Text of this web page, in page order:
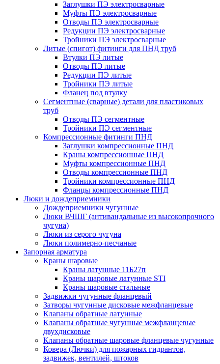
Заглушки ПЭ электросварные
Муфты ПЭ электросварные
Отводы ПЭ электросварные
Редукции ПЭ электросварные
Тройники ПЭ электросварные
Литые (спигот) фитинги для ПНД труб
Втулки ПЭ литые
Отводы ПЭ литые
Редукции ПЭ литые
Тройники ПЭ литые
Фланец под втулку
Сегментные (сварные) детали для пластиковых
труб
Отводы ПЭ сегментные
Тройники ПЭ сегментные
Компрессионные фитинги ПНД
Заглушки компрессионные ПНД
Краны компрессионные ПНД
Муфты компрессионные ПНД
Отводы компрессионные ПНД
Тройники компрессионные ПНД
Фланцы компрессионные ПНД
Люки и дождеприемники
Дождеприемники чугунные
Люки ВЧШГ (антивандальные из высокопрочного
чугуна)
Люки из серого чугуна
Люки полимерно-песчаные
Запорная арматура
Краны шаровые
Краны латунные 11Б27п
Краны шаровые латунные STI
Краны шаровые стальные
Задвижки чугунные фланцевый
Затворы чугунные дисковые межфланцевые
Клапаны обратные латунные
Клапаны обратные чугунные межфланцевые
двухдисковые
Клапаны обратные шаровые фланцевые чугунные
Ковера (Лючки) для пожарных гидрантов,
задвижек, вентилей, штоков